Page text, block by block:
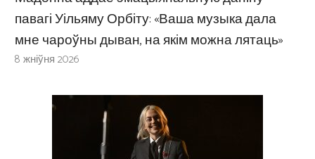
павагі Уільяму Орбіту: «Ваша музыка дала
мне чароўны дыван, на якім можна лятаць»
8 жніўня 2026